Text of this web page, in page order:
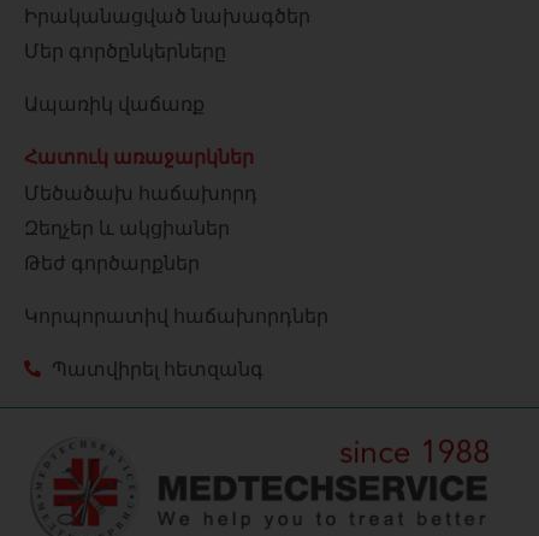
Իրականացված նախագծեր
Մեր գործընկերները
Ապառիկ վաճառք
Հատուկ առաջարկներ
Մեծածախ հաճախորդ
Զեղչեր և ակցիաներ
Թեժ գործարքներ
Կորպորատիվ հաճախորդներ
Պատվիրել հետզանգ